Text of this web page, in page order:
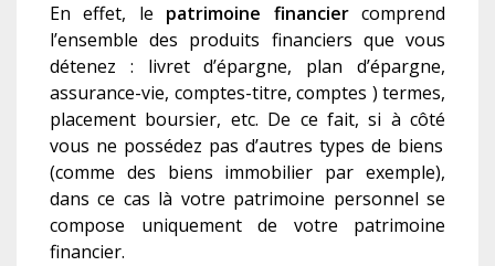
En effet, le patrimoine financiercomprend
l’ensembledes produits financiers que vous
détenez : livret d’épargne, plan d’épargne,
assurance-vie, comptes-titre, comptes ) termes,
placement boursier, etc. De ce fait, si à côté
vous ne possédez pas d’autres types de biens
(comme des biens immobilier par exemple),
dans ce cas là votre patrimoine personnel se
compose uniquement de votre patrimoine
financier.